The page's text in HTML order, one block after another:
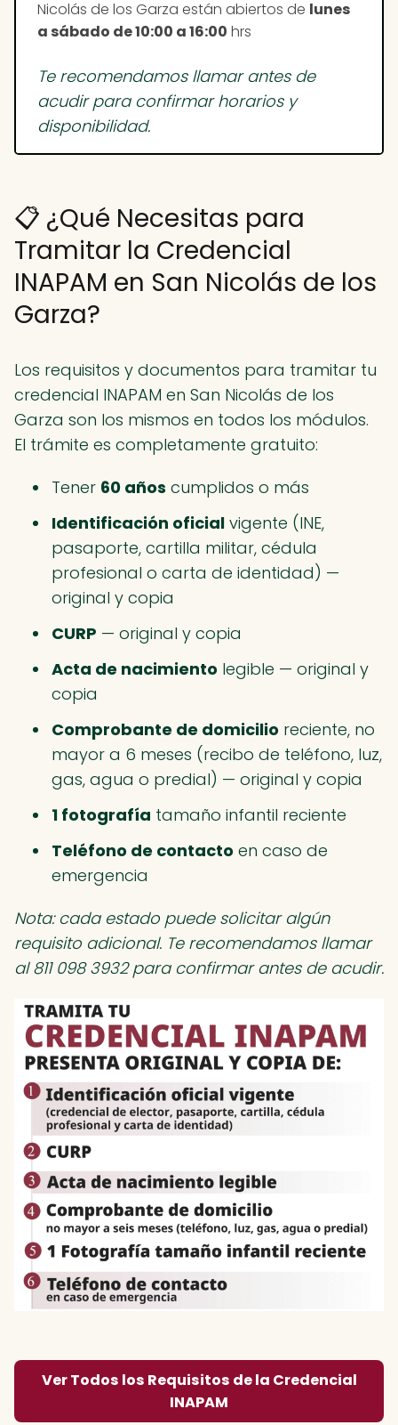
Nicolás de los Garza están abiertos de lunes
a sábado de 10:00 a 16:00 hrs
Te recomendamos llamar antes de
acudir para confirmar horarios y
disponibilidad.
📋 ¿Qué Necesitas para
Tramitar la Credencial
INAPAM en San Nicolás de los
Garza?
Los requisitos y documentos para tramitar tu
credencial INAPAM en San Nicolás de los
Garza son los mismos en todos los módulos.
El trámite es completamente gratuito:
Tener 60 años cumplidos o más
Identificación oficial vigente (INE,
pasaporte, cartilla militar, cédula
profesional o carta de identidad) —
original y copia
CURP — original y copia
Acta de nacimiento legible — original y
copia
Comprobante de domicilio reciente, no
mayor a 6 meses (recibo de teléfono, luz,
gas, agua o predial) — original y copia
1 fotografía tamaño infantil reciente
Teléfono de contacto en caso de
emergencia
Nota: cada estado puede solicitar algún
requisito adicional. Te recomendamos llamar
al 811 098 3932 para confirmar antes de acudir.
Ver Todos los Requisitos de la Credencial
INAPAM